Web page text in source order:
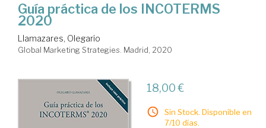
Guía práctica de los INCOTERMS
2020
Llamazares, Olegario
Global Marketing Strategies. Madrid, 2020
18,00 €
Sin Stock. Disponible en
7/10 días.